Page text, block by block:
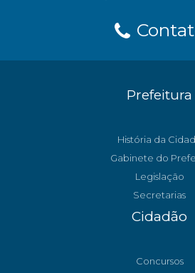
Prefeitura
História da
Gabinete do
Legislação
Secretarias
Cidadão
Concursos